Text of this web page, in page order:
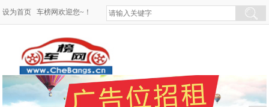
设为首页 车榜网欢迎您~！